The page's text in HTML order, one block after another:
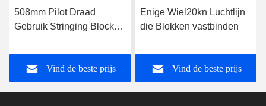
508mm Pilot Draad
Gebruik Stringing Block
Sheave Aerial Cable
Pulley Block Voor
dirigenten
Vind de beste prijs
Enige Wiel20kn Luchtlijn
die Blokken vastbinden
Vind de beste prijs